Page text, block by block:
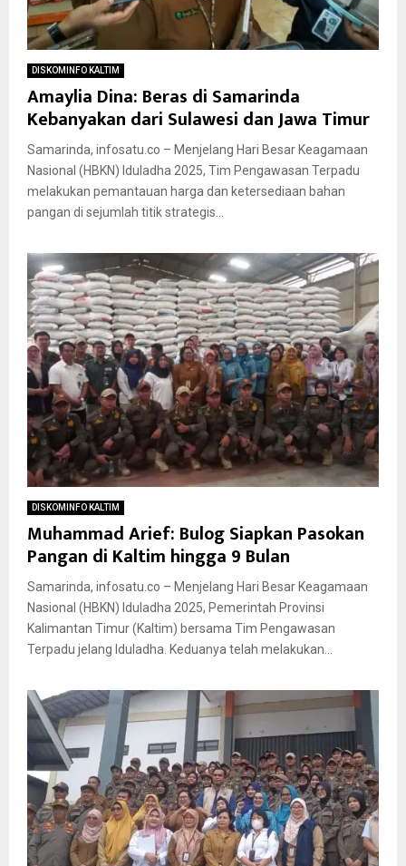
DISKOMINFO KALTIM
Amaylia Dina: Beras di Samarinda
Kebanyakan dari Sulawesi dan Jawa Timur
Samarinda, infosatu.co – Menjelang Hari Besar Keagamaan
Nasional (HBKN) Iduladha 2025, Tim Pengawasan Terpadu
melakukan pemantauan harga dan ketersediaan bahan
pangan di sejumlah titik strategis...
DISKOMINFO KALTIM
Muhammad Arief: Bulog Siapkan Pasokan
Pangan di Kaltim hingga 9 Bulan
Samarinda, infosatu.co – Menjelang Hari Besar Keagamaan
Nasional (HBKN) Iduladha 2025, Pemerintah Provinsi
Kalimantan Timur (Kaltim) bersama Tim Pengawasan
Terpadu jelang Iduladha. Keduanya telah melakukan...